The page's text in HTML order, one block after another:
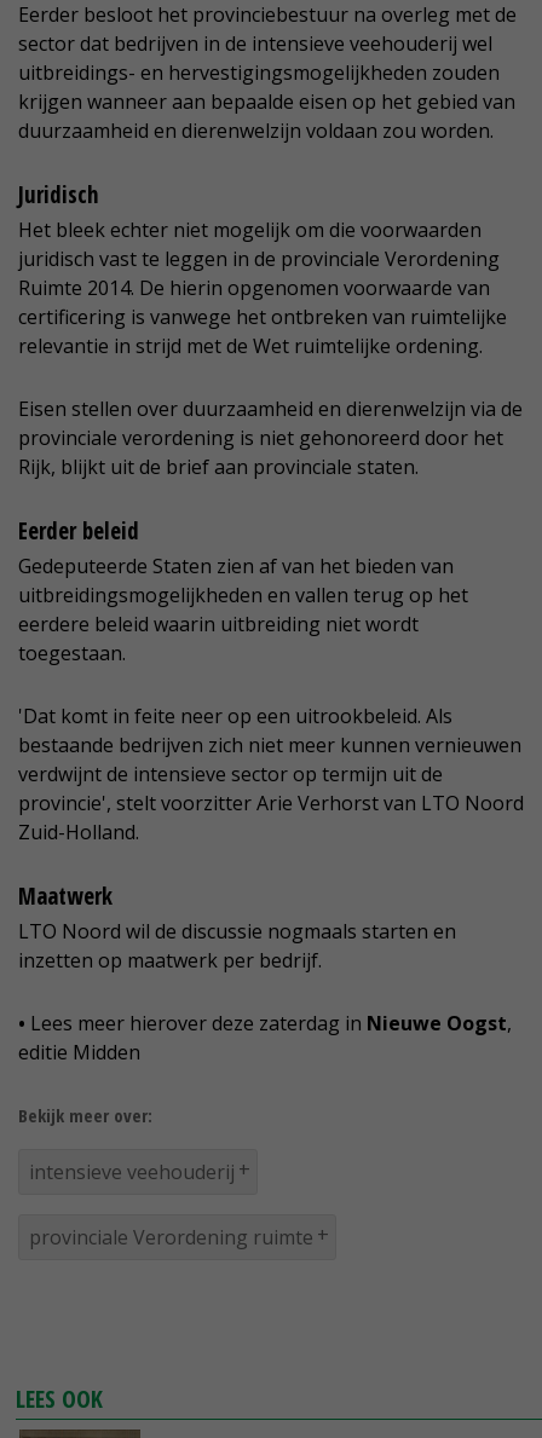
Eerder besloot het provinciebestuur na overleg met de
sector dat bedrijven in de intensieve veehouderij wel
uitbreidings- en hervestigingsmogelijkheden zouden
krijgen wanneer aan bepaalde eisen op het gebied van
duurzaamheid en dierenwelzijn voldaan zou worden.
Juridisch
Het bleek echter niet mogelijk om die voorwaarden
juridisch vast te leggen in de provinciale Verordening
Ruimte 2014. De hierin opgenomen voorwaarde van
certificering is vanwege het ontbreken van ruimtelijke
relevantie in strijd met de Wet ruimtelijke ordening.
Eisen stellen over duurzaamheid en dierenwelzijn via de
provinciale verordening is niet gehonoreerd door het
Rijk, blijkt uit de brief aan provinciale staten.
Eerder beleid
Gedeputeerde Staten zien af van het bieden van
uitbreidingsmogelijkheden en vallen terug op het
eerdere beleid waarin uitbreiding niet wordt
toegestaan.
'Dat komt in feite neer op een uitrookbeleid. Als
bestaande bedrijven zich niet meer kunnen vernieuwen
verdwijnt de intensieve sector op termijn uit de
provincie', stelt voorzitter Arie Verhorst van LTO Noord
Zuid-Holland.
Maatwerk
LTO Noord wil de discussie nogmaals starten en
inzetten op maatwerk per bedrijf.
• Lees meer hierover deze zaterdag in Nieuwe Oogst,
editie Midden
Bekijk meer over:
intensieve veehouderij
provinciale Verordening ruimte
LEES OOK